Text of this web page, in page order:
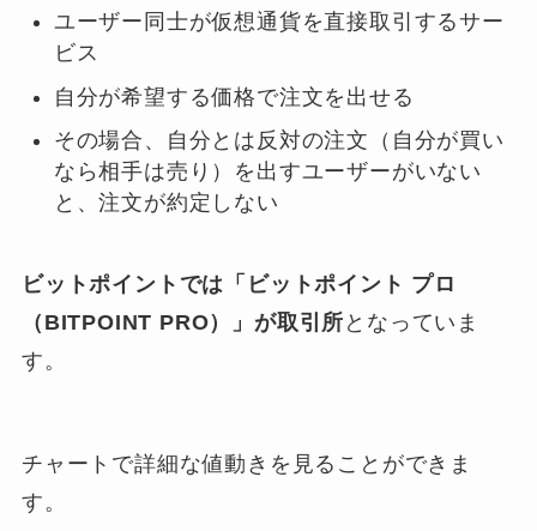
ユーザー同士が仮想通貨を直接取引するサー
ビス
自分が希望する価格で注文を出せる
その場合、自分とは反対の注文（自分が買い
なら相手は売り）を出すユーザーがいない
と、注文が約定しない
ビットポイントでは「ビットポイント プロ
（BITPOINT PRO）」が取引所 となっていま
す。
チャートで詳細な値動きを見ることができま
す。